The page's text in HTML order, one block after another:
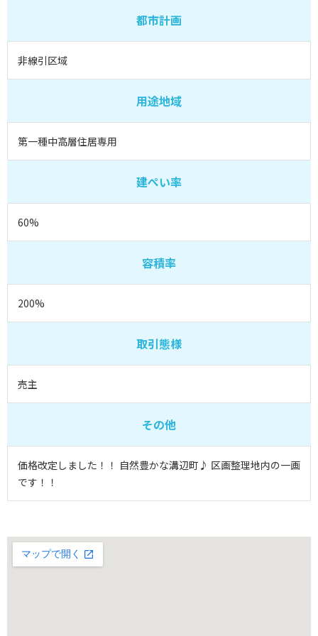
都市計画
非線引区域
用途地域
第一種中高層住居専用
建ぺい率
60%
容積率
200%
取引態様
売主
その他
価格改定しました！！ 自然豊かな溝辺町♪ 区画整理地内の一画
です！！